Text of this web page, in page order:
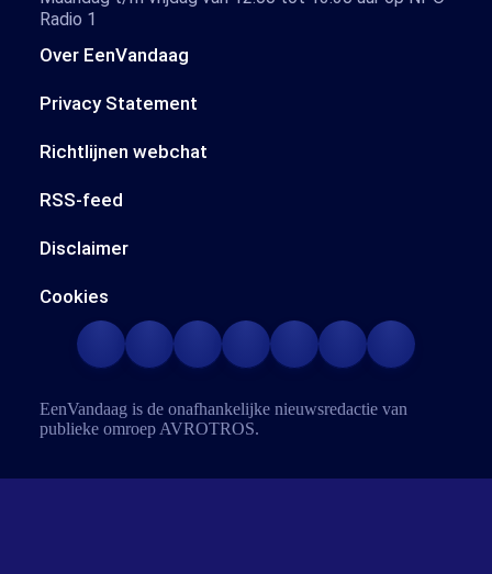
Over EenVandaag
Privacy Statement
Richtlijnen webchat
RSS-feed
Disclaimer
Cookies
Radio 1
EenVandaag is de onafhankelijke nieuwsredactie van
publieke omroep AVROTROS.